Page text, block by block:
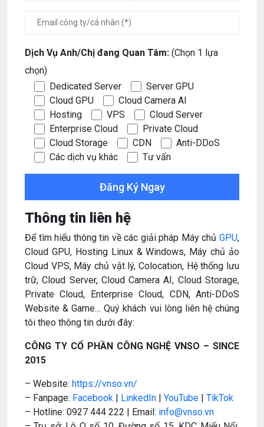
Dịch Vụ Anh/Chị đang Quan Tâm: (Chọn 1 lựa
chọn)
Dedicated Server
Server GPU
Cloud GPU
Cloud Camera AI
Hosting
VPS
Cloud Server
Enterprise Cloud
Private Cloud
Cloud Storage
CDN
Anti-DDoS
Các dịch vụ khác
Tư vấn
Thông tin liên hệ
Để tìm hiểu thông tin về các giải pháp Máy chủ GPU,
Cloud GPU, Hosting Linux & Windows, Máy chủ ảo
Cloud VPS, Máy chủ vật lý, Colocation, Hệ thống lưu
trữ, Cloud Server, Cloud Camera AI, Cloud Storage,
Private Cloud, Enterprise Cloud, CDN, Anti-DDoS
Website & Game… Quý khách vui lòng liên hệ chúng
tôi theo thông tin dưới đây:
CÔNG TY CỔ PHẦN CÔNG NGHỆ VNSO – SINCE
2015
– Website: https://vnso.vn/
– Fanpage: Facebook | LinkedIn | YouTube | TikTok
– Hotline: 0927 444 222 | Email: info@vnso.vn